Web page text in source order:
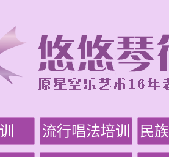
流行唱法培训 民